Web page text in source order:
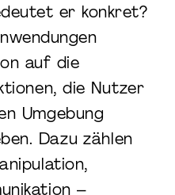
er konkret?
auf die
die Nutzer
Umgebung
Dazu zählen
–